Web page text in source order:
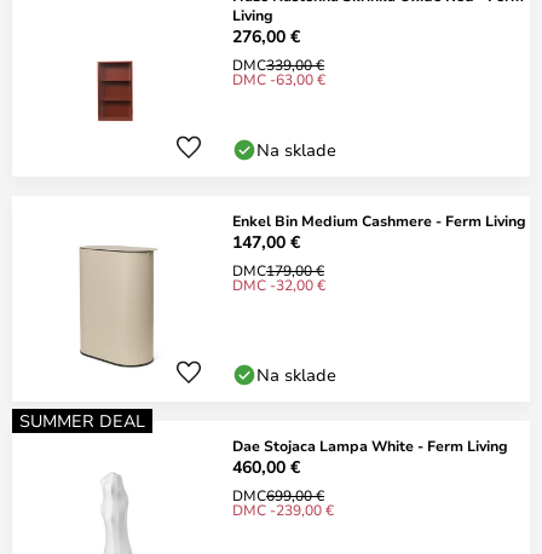
Living
276,00 €
DMC339,00 €
DMC -63,00 €
Na sklade
Enkel Bin Medium Cashmere - Ferm Living
147,00 €
DMC179,00 €
DMC -32,00 €
Na sklade
SUMMER DEAL
Dae Stojaca Lampa White - Ferm Living
460,00 €
DMC699,00 €
DMC -239,00 €